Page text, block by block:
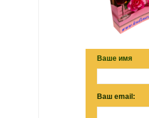
Ваше имя
Ваш email: